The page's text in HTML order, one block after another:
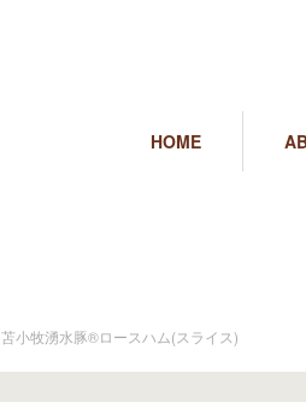
HOME
苫小牧湧水豚®ロースハム(スライス)